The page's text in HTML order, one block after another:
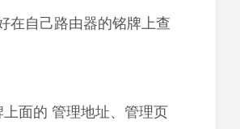
在自己路由器的铭牌上查
上面的 管理地址、管理页